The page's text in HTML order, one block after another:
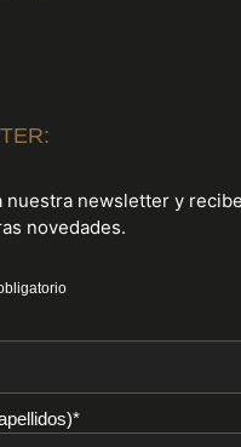
nuestra newsletter y
novedades.